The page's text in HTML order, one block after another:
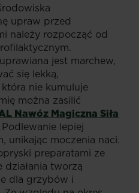
upraw przed
należy rozpocząć od
jest marchew,
się lekką,
nie kumuluje
można zasilić
Nawóz Magiczna Siła
Podlewanie lepiej
unikając moczenia naci.
preparatami ze
działania tworzą
dla grzybów i